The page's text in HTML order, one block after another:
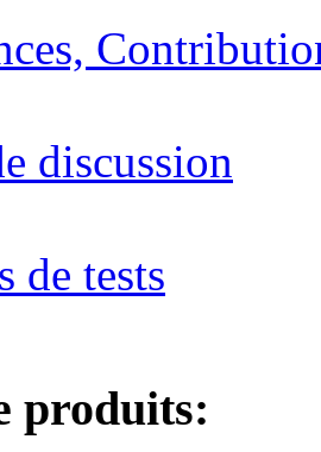
discussion
de tests
produits: